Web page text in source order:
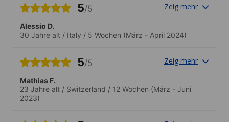
5/5 Zeig mehr
Alessio D.
30 Jahre alt / Italy / 5 Wochen (März - April 2024)
5/5 Zeig mehr
Mathias F.
23 Jahre alt / Switzerland / 12 Wochen (März - Juni
2023)